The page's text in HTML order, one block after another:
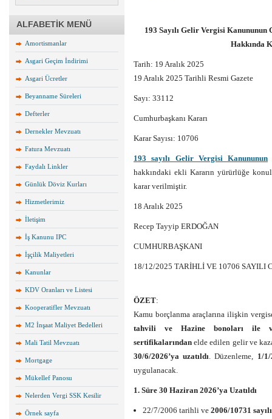
ALFABETİK MENÜ
Amortismanlar
Asgari Geçim İndirimi
Asgari Ücretler
Beyanname Süreleri
Defterler
Dernekler Mevzuatı
Fatura Mevzuatı
Faydalı Linkler
Günlük Döviz Kurları
Hizmetlerimiz
İletişim
İş Kanunu IPC
İşçilik Maliyetleri
Kanunlar
KDV Oranları ve Listesi
Kooperatifler Mevzuatı
M2 İnşaat Maliyet Bedelleri
Mali Tatil Mevzuatı
Mortgage
Mükellef Panosu
Nelerden Vergi SSK Kesilir
Örnek sayfa
193 Sayılı Gelir Vergisi
Hakkında
Tarih: 19 Aralık 2025
19 Aralık 2025 Tarihli Resmi Gazete
Sayı: 33112
Cumhurbaşkanı Kararı
Karar Sayısı: 10706
193 sayılı Gelir Vergisi Kanununun
hakkındaki ekli Kararın yürürlüğe
karar verilmiştir.
18 Aralık 2025
Recep Tayyip ERDOĞAN
CUMHURBAŞKANI
18/12/2025 TARİHLİ VE 10706 SAYILI
ÖZET:
Kamu borçlanma araçlarına ilişkin
tahvili ve Hazine bonoları ile
sertifikalarından elde edilen gelir ve
30/6/2026’ya uzatıldı. Düzenleme, 1/
uygulanacak.
1. Süre 30 Haziran 2026’ya Uzatıldı
22/7/2006 tarihli ve 2006/10731